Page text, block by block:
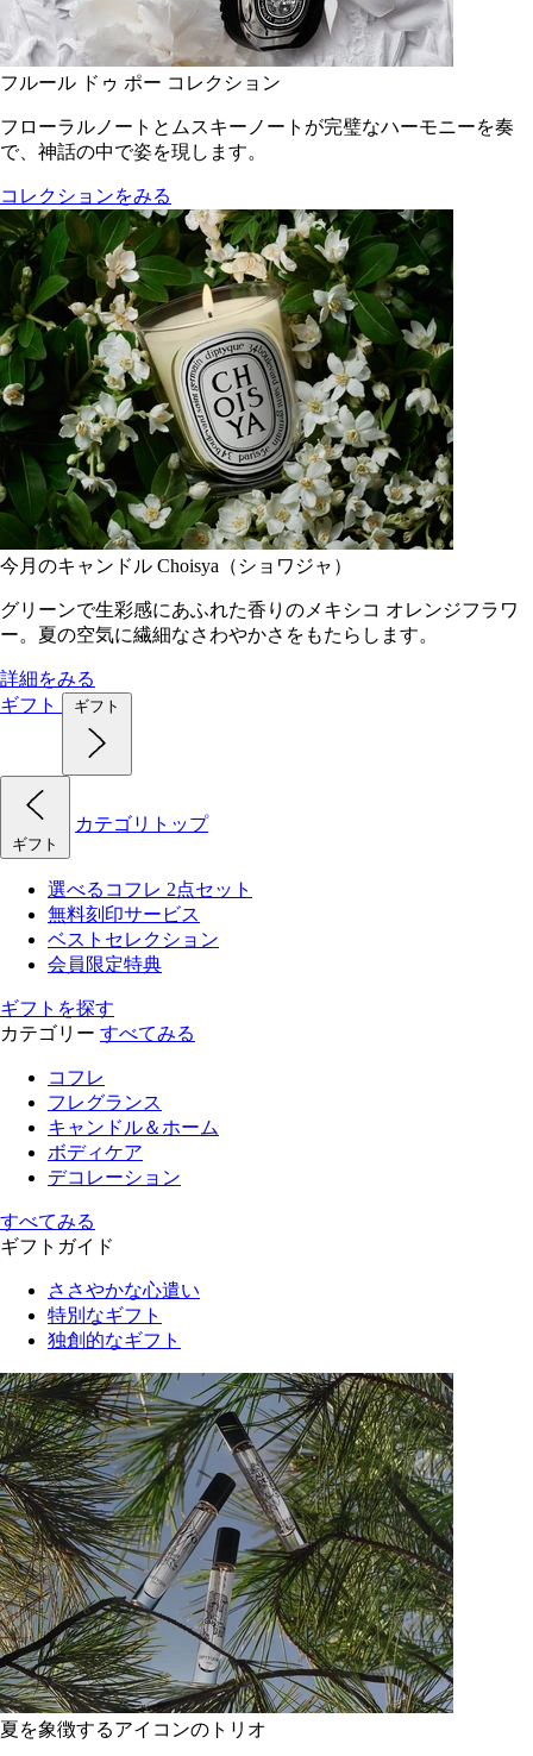
フルール ドゥ ポー コレクション
フローラルノートとムスキーノートが完璧なハーモニーを奏
で、神話の中で姿を現します。
コレクションをみる
今月のキャンドル Choisya（ショワジャ）
グリーンで生彩感にあふれた香りのメキシコ オレンジフラワ
ー。夏の空気に繊細なさわやかさをもたらします。
詳細をみる
ギフト
ギフト
ギフト
カテゴリトップ
選べるコフレ 2点セット
無料刻印サービス
ベストセレクション
会員限定特典
ギフトを探す
カテゴリー すべてみる
コフレ
フレグランス
キャンドル＆ホーム
ボディケア
デコレーション
すべてみる
ギフトガイド
ささやかな心遣い
特別なギフト
独創的なギフト
夏を象徴するアイコンのトリオ